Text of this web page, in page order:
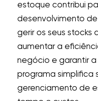
estoque contribui
desenvolvimento
gerir os seus stocks
aumentar a
negócio e garantir
programa simplifica
gerenciamento de